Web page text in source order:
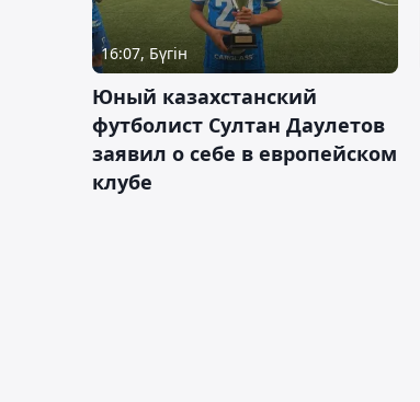
16:07, Бүгін
Юный казахстанский
футболист Султан Даулетов
заявил о себе в европейском
клубе